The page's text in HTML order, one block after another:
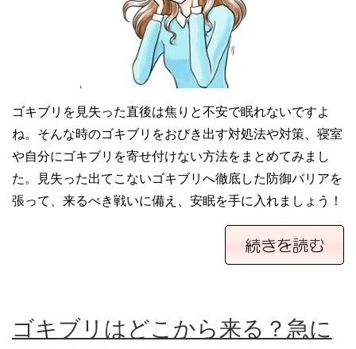
ゴキブリを見失った直後は焦りと不安で眠れないですよ
ね。そんな時のゴキブリをおびき出す対処法や対策、寝室
や自分にゴキブリを寄せ付けない方法をまとめてみまし
た。見失った出てこないゴキブリへ徹底した防御バリアを
張って、来るべき戦いに備え、安眠を手に入れましょう！
ゴキブリはどこから来る？急に